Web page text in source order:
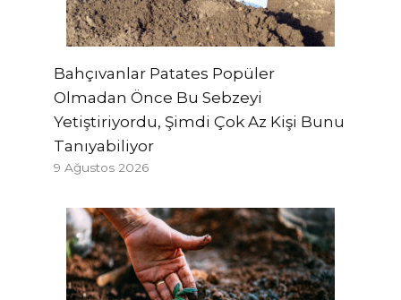
Bahçıvanlar Patates Popüler
Olmadan Önce Bu Sebzeyi
Yetiştiriyordu, Şimdi Çok Az Kişi Bunu
Tanıyabiliyor
9 Ağustos 2026